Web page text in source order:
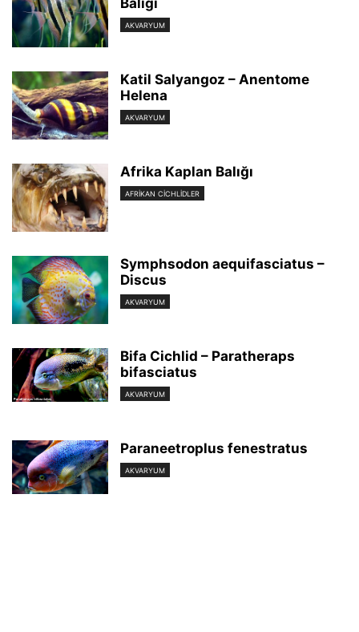
AKVARYUM
Katil Salyangoz – Anentome
Helena
AKVARYUM
Afrika Kaplan Balığı
AFRIKAN CICHLIDLER
Symphsodon aequifasciatus –
Discus
AKVARYUM
Bifa Cichlid – Paratheraps
bifasciatus
AKVARYUM
Paraneetroplus fenestratus
AKVARYUM